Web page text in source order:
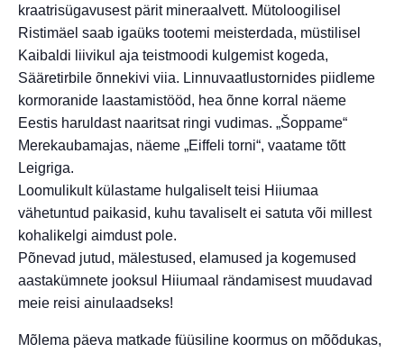
kraatrisügavusest pärit mineraalvett. Mütoloogilisel
Ristimäel saab igaüks tootemi meisterdada, müstilisel
Kaibaldi liivikul aja teistmoodi kulgemist kogeda,
Sääretirbile õnnekivi viia. Linnuvaatlustornides piidleme
kormoranide laastamistööd, hea õnne korral näeme
Eestis haruldast naaritsat ringi vudimas. „Šoppame“
Merekaubamajas, näeme „Eiffeli torni“, vaatame tõtt
Leigriga.
Loomulikult külastame hulgaliselt teisi Hiiumaa
vähetuntud paikasid, kuhu tavaliselt ei satuta või millest
kohalikelgi aimdust pole.
Põnevad jutud, mälestused, elamused ja kogemused
aastakümnete jooksul Hiiumaal rändamisest muudavad
meie reisi ainulaadseks!
Mõlema päeva matkade füüsiline koormus on mõõdukas,